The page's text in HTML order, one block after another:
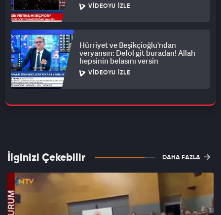
VIDEOYU İZLE
Hürriyet ve Beşikçioğlu'ndan
veryansın: Defol git buradan! Allah
hepsinin belasını versin
VIDEOYU İZLE
İlginizi Çekebilir DAHA FAZLA